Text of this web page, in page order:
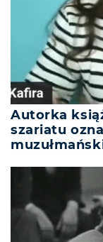
Autorka
szariatu